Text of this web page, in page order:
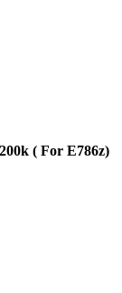
( For E786z)